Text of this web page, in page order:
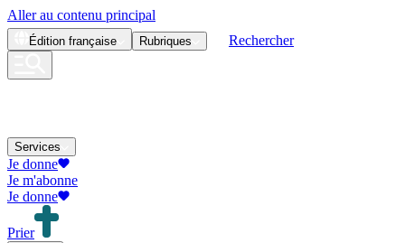
Aller au contenu principal
Édition française Rubriques Rechercher
Services
Je donne
Je m'abonne
Je donne
Prier